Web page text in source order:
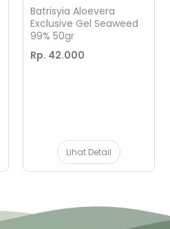
Batrisyia Aloevera
Exclusive Gel Seaweed
99% 50gr
Rp. 42.000
Lihat Detail